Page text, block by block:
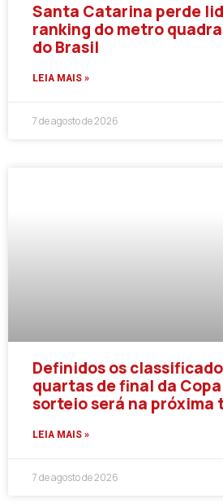
Santa Catarina perde
ranking do metro
do Brasil
LEIA MAIS »
7 de agosto de 2026
Definidos os
quartas de final da
sorteio será na próxima
LEIA MAIS »
7 de agosto de 2026